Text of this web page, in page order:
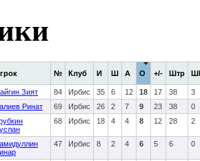
№ Клуб И Ш А О +/- Штр
Зият 84 Ирбис 35 6 12 18 17 38
3
Ринат
69 Ирбис 26 2 7 9 23 38
0
68 Ирбис 18 4 4 8 12 28 2
47 Ирбис 8 2 4 6 5 6 0